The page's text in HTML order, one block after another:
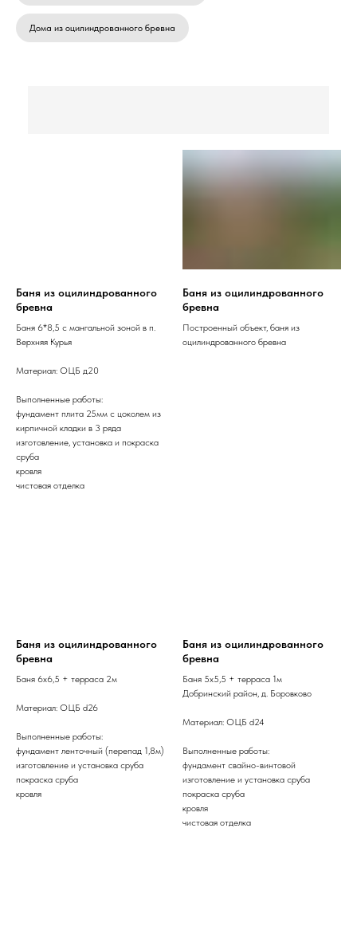
Дома из оцилиндрованного бревна
Баня из оцилиндрованного
бревна
Баня 6*8,5 с мангальной зоной в п.
Верхняя Курья
Материал: ОЦБ д20
Выполненные работы:
фундамент плита 25мм с цоколем из
кирпичной кладки в 3 ряда
изготовление, установка и покраска
сруба
кровля
чистовая отделка
Баня из оцилиндрованного
бревна
Построенный объект, баня из
оцилиндрованного бревна
Баня из оцилиндрованного
бревна
Баня 6х6,5 + терраса 2м
Материал: ОЦБ d26
Выполненные работы:
фундамент ленточный (перепад 1,8м)
изготовление и установка сруба
покраска сруба
кровля
Баня из оцилиндрованного
бревна
Баня 5х5,5 + терраса 1м
Добринский район, д. Боровково
Материал: ОЦБ d24
Выполненные работы:
фундамент свайно-винтовой
изготовление и установка сруба
покраска сруба
кровля
чистовая отделка